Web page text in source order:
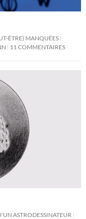
ÊTRE) MANQUÉES
11 COMMENTAIRES
ASTRODESSINATEUR